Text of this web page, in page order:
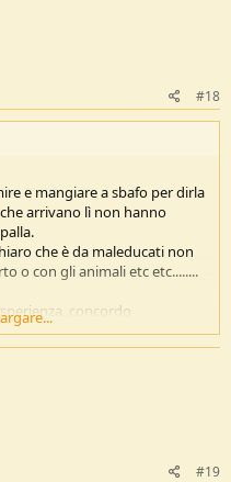
#18
e mangiare a sbafo per dirla
arrivano lì non hanno
che è da maleducati non
o con gli animali etc etc........
concordo
mano visto che si è lì e in
parti dovrebbe essere proprio
meglio evitare per ora la
ci sarebbe ben poco da fare
di pratico, orto, raccolte,
#19